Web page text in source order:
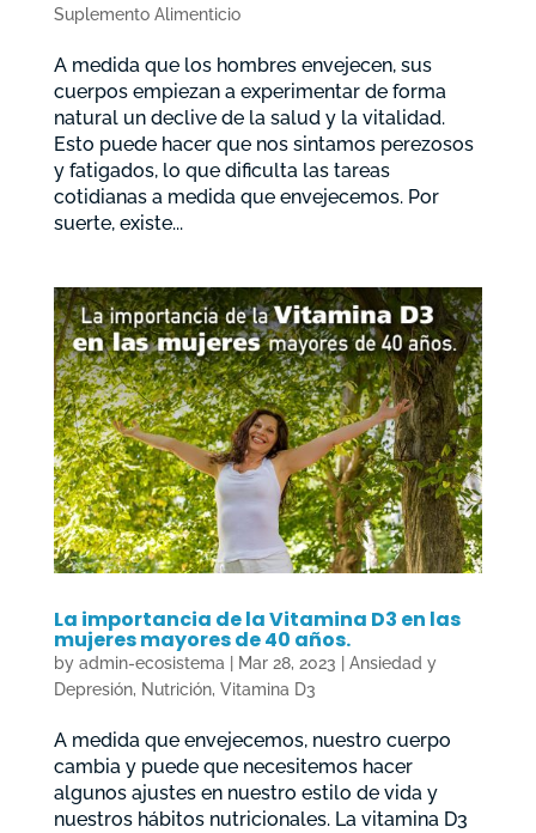
Suplemento Alimenticio
A medida que los hombres envejecen, sus
cuerpos empiezan a experimentar de forma
natural un declive de la salud y la vitalidad.
Esto puede hacer que nos sintamos perezosos
y fatigados, lo que dificulta las tareas
cotidianas a medida que envejecemos. Por
suerte, existe...
La importancia de la Vitamina D3 en las
mujeres mayores de 40 años.
by admin-ecosistema| Mar 28, 2023
Ansiedad y
Depresión, Nutrición, Vitamina D3
A medida que envejecemos, nuestro cuerpo
cambia y puede que necesitemos hacer
algunos ajustes en nuestro estilo de vida y
nuestros hábitos nutricionales. La vitamina D3